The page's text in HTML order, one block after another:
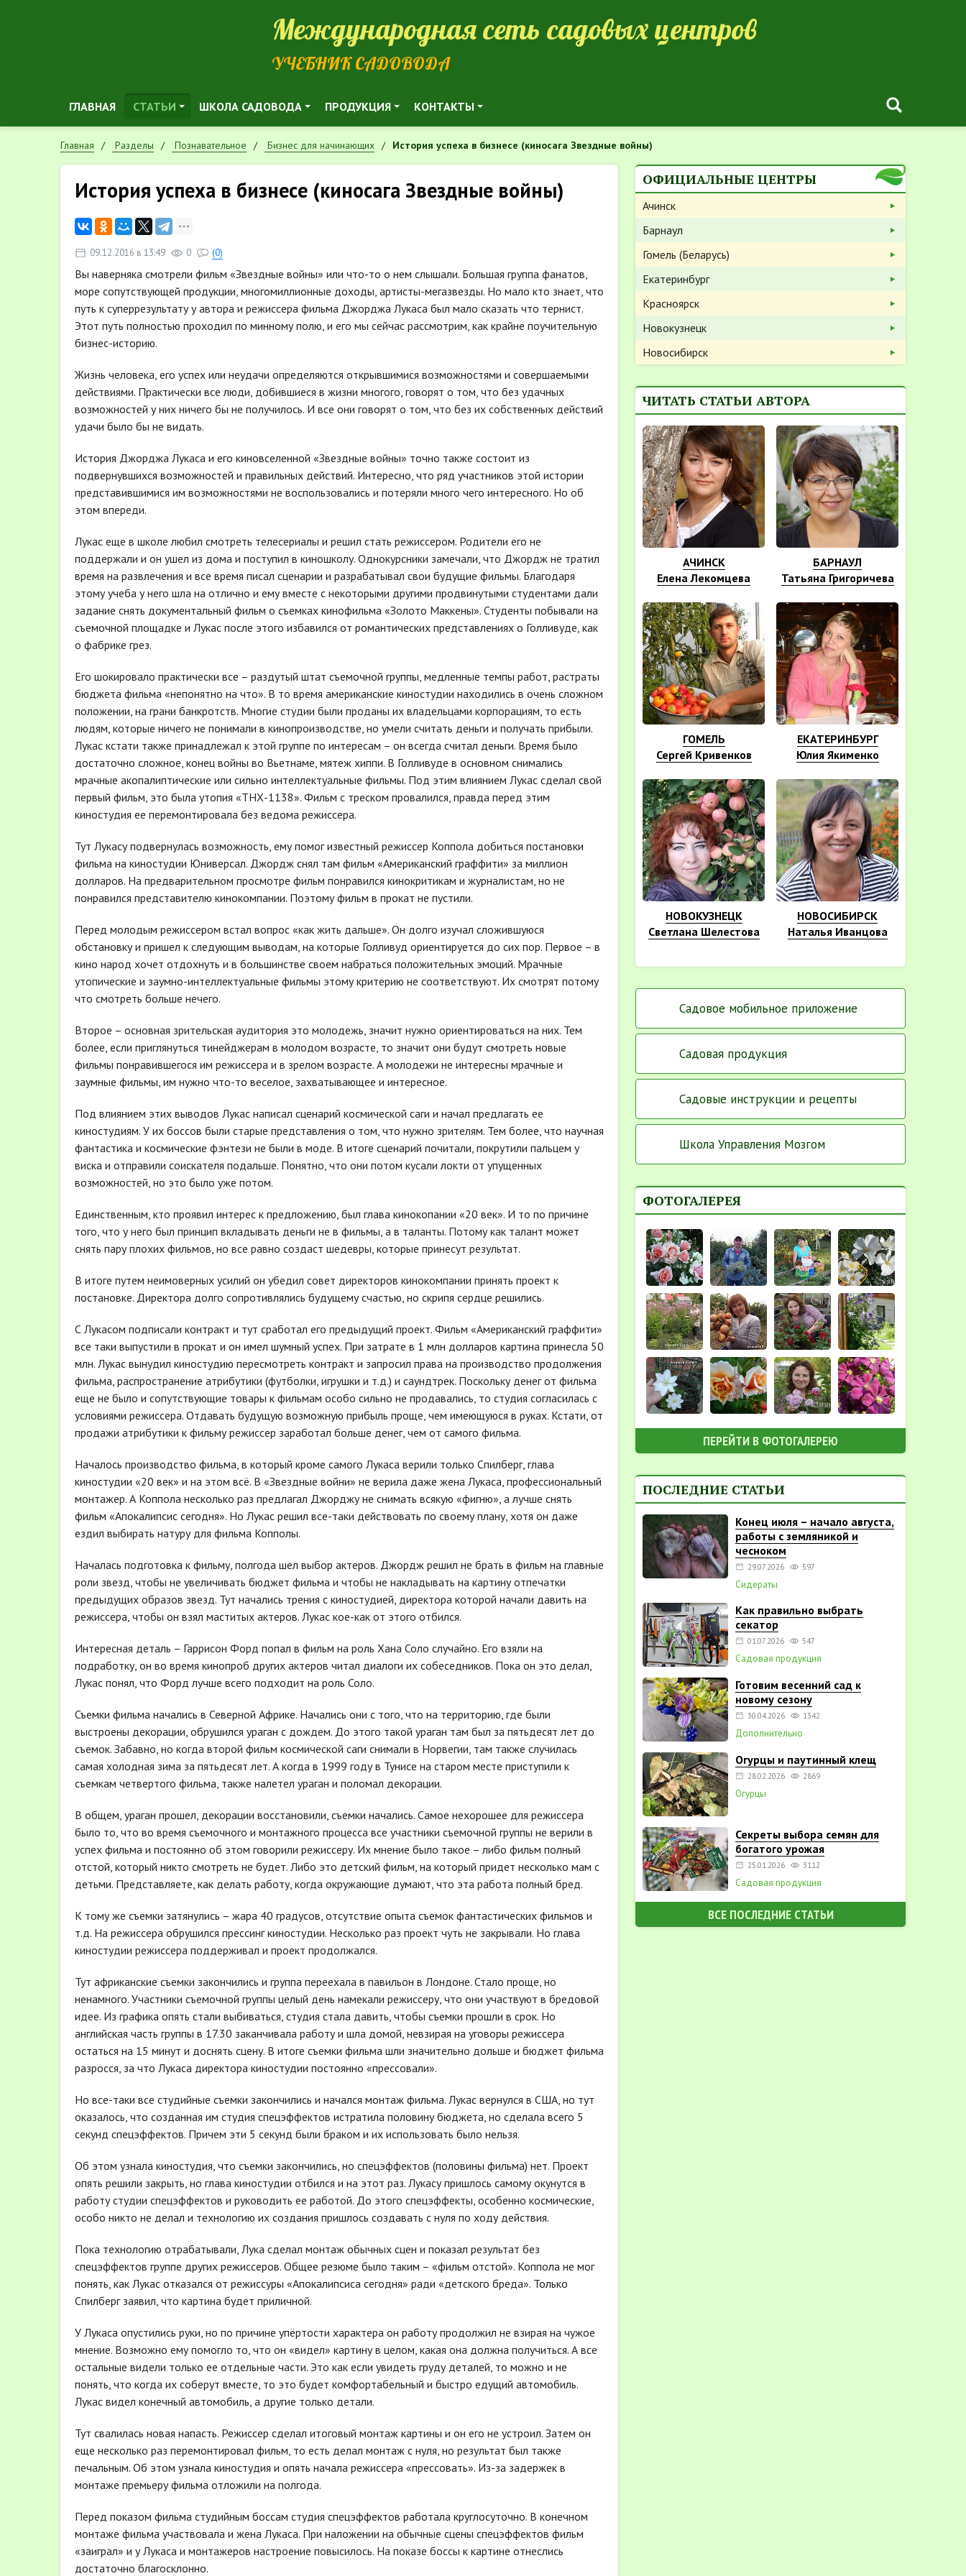
Международная сеть садовых центров
УЧЕБНИК САДОВОДА
ГЛАВНАЯ СТАТЬИ ШКОЛА САДОВОДА ПРОДУКЦИЯ КОНТАКТЫ
Главная Разделы Познавательное Бизнес для начинающих История успеха в бизнесе (киносага Звездные войны)
История успеха в бизнесе (киносага Звездные войны)
09.12.2016 в 13:49 0 (0)
Вы наверняка смотрели фильм «Звездные войны» или что-то о нем слышали. Большая группа фанатов,
море сопутствующей продукции, многомиллионные доходы, артисты-мегазвезды. Но мало кто знает, что
путь к суперрезультату у автора и режиссера фильма Джорджа Лукаса был мало сказать что тернист.
Этот путь полностью проходил по минному полю, и его мы сейчас рассмотрим, как крайне поучительную
бизнес-историю.
Жизнь человека, его успех или неудачи определяются открывшимися возможностями и совершаемыми
действиями. Практически все люди, добившиеся в жизни многого, говорят о том, что без удачных
возможностей у них ничего бы не получилось. И все они говорят о том, что без их собственных действий
удачи было бы не видать.
История Джорджа Лукаса и его киновселенной «Звездные войны» точно также состоит из
подвернувшихся возможностей и правильных действий. Интересно, что ряд участников этой истории
представившимися им возможностями не воспользовались и потеряли много чего интересного. Но об
этом впереди.
Лукас еще в школе любил смотреть телесериалы и решил стать режиссером. Родители его не
поддержали и он ушел из дома и поступил в киношколу. Однокурсники замечали, что Джордж не тратил
время на развлечения и все время писал сценарии и разрабатывал свои будущие фильмы. Благодаря
этому учеба у него шла на отлично и ему вместе с некоторыми другими продвинутыми студентами дали
задание снять документальный фильм о съемках кинофильма «Золото Маккены». Студенты побывали на
съемочной площадке и Лукас после этого избавился от романтических представлениях о Голливуде, как
о фабрике грез.
Его шокировало практически все – раздутый штат съемочной группы, медленные темпы работ, растраты
бюджета фильма «непонятно на что». В то время американские киностудии находились в очень сложном
положении, на грани банкротств. Многие студии были проданы их владельцами корпорациям, то есть
людям, которые ничего не понимали в кинопроизводстве, но умели считать деньги и получать прибыли.
Лукас кстати также принадлежал к этой группе по интересам – он всегда считал деньги. Время было
достаточно сложное, конец войны во Вьетнаме, мятеж хиппи. В Голливуде в основном снимались
мрачные акопалиптические или сильно интеллектуальные фильмы. Под этим влиянием Лукас сделал свой
первый фильм, это была утопия «ТНХ-1138». Фильм с треском провалился, правда перед этим
киностудия ее перемонтировала без ведома режиссера.
Тут Лукасу подвернулась возможность, ему помог известный режиссер Коппола добиться постановки
фильма на киностудии Юниверсал. Джордж снял там фильм «Американский граффити» за миллион
долларов. На предварительном просмотре фильм понравился кинокритикам и журналистам, но не
понравился представителю кинокомпании. Поэтому фильм в прокат не пустили.
Перед молодым режиссером встал вопрос «как жить дальше». Он долго изучал сложившуюся
обстановку и пришел к следующим выводам, на которые Голливуд ориентируется до сих пор. Первое – в
кино народ хочет отдохнуть и в большинстве своем набраться положительных эмоций. Мрачные
утопические и заумно-интеллектуальные фильмы этому критерию не соответствуют. Их смотрят потому
что смотреть больше нечего.
Второе – основная зрительская аудитория это молодежь, значит нужно ориентироваться на них. Тем
более, если приглянуться тинейджерам в молодом возрасте, то значит они будут смотреть новые
фильмы понравившегося им режиссера и в зрелом возрасте. А молодежи не интересны мрачные и
заумные фильмы, им нужно что-то веселое, захватывающее и интересное.
Под влиянием этих выводов Лукас написал сценарий космической саги и начал предлагать ее
киностудиям. У их боссов были старые представления о том, что нужно зрителям. Тем более, что научная
фантастика и космические фэнтези не были в моде. В итоге сценарий почитали, покрутили пальцем у
виска и отправили соискателя подальше. Понятно, что они потом кусали локти от упущенных
возможностей, но это было уже потом.
Единственным, кто проявил интерес к предложению, был глава кинокопании «20 век». И то по причине
того, что у него был принцип вкладывать деньги не в фильмы, а в таланты. Потому как талант может
снять пару плохих фильмов, но все равно создаст шедевры, которые принесут результат.
В итоге путем неимоверных усилий он убедил совет директоров кинокомпании принять проект к
постановке. Директора долго сопротивлялись будущему счастью, но скрипя сердце решились.
С Лукасом подписали контракт и тут сработал его предыдущий проект. Фильм «Американский граффити»
все таки выпустили в прокат и он имел шумный успех. При затрате в 1 млн долларов картина принесла 50
млн. Лукас вынудил киностудию пересмотреть контракт и запросил права на производство продолжения
фильма, распространение атрибутики (футболки, игрушки и т.д.) и саундтрек. Поскольку денег от фильма
еще не было и сопутствующие товары к фильмам особо сильно не продавались, то студия согласилась с
условиями режиссера. Отдавать будущую возможную прибыль проще, чем имеющуюся в руках. Кстати, от
продажи атрибутики к фильму режиссер заработал больше денег, чем от самого фильма.
Началось производство фильма, в который кроме самого Лукаса верили только Спилберг, глава
киностудии «20 век» и на этом всё. В «Звездные войни» не верила даже жена Лукаса, профессиональный
монтажер. А Коппола несколько раз предлагал Джорджу не снимать всякую «фигню», а лучше снять
фильм «Апокалипсис сегодня». Но Лукас решил все-таки действовать по своему плану, хотя он даже
ездил выбирать натуру для фильма Копполы.
Началась подготовка к фильму, полгода шел выбор актеров. Джордж решил не брать в фильм на главные
роли звезд, чтобы не увеличивать бюджет фильма и чтобы не накладывать на картину отпечатки
предыдущих образов звезд. Тут начались трения с киностудией, директора которой начали давить на
режиссера, чтобы он взял маститых актеров. Лукас кое-как от этого отбился.
Интересная деталь – Гаррисон Форд попал в фильм на роль Хана Соло случайно. Его взяли на
подработку, он во время кинопроб других актеров читал диалоги их собеседников. Пока он это делал,
Лукас понял, что Форд лучше всего подходит на роль Соло.
Съемки фильма начались в Северной Африке. Начались они с того, что на территорию, где были
выстроены декорации, обрушился ураган с дождем. До этого такой ураган там был за пятьдесят лет до
съемок. Забавно, но когда второй фильм космической саги снимали в Норвегии, там также случилась
самая холодная зима за пятьдесят лет. А когда в 1999 году в Тунисе на старом месте приступили к
съемкам четвертого фильма, также налетел ураган и поломал декорации.
В общем, ураган прошел, декорации восстановили, съемки начались. Самое нехорошее для режиссера
было то, что во время съемочного и монтажного процесса все участники съемочной группы не верили в
успех фильма и постоянно об этом говорили режиссеру. Их мнение было такое – либо фильм полный
отстой, который никто смотреть не будет. Либо это детский фильм, на который придет несколько мам с
детьми. Представляете, как делать работу, когда окружающие думают, что эта работа полный бред.
К тому же съемки затянулись – жара 40 градусов, отсутствие опыта съемок фантастических фильмов и
т.д. На режиссера обрушился прессинг киностудии. Несколько раз проект чуть не закрывали. Но глава
киностудии режиссера поддерживал и проект продолжался.
Тут африканские съемки закончились и группа переехала в павильон в Лондоне. Стало проще, но
ненамного. Участники съемочной группы целый день намекали режиссеру, что они участвуют в бредовой
идее. Из графика опять стали выбиваться, студия стала давить, чтобы съемки прошли в срок. Но
английская часть группы в 17.30 заканчивала работу и шла домой, невзирая на уговоры режиссера
остаться на 15 минут и доснять сцену. В итоге съемки фильма шли значительно дольше и бюджет фильма
разросся, за что Лукаса директора киностудии постоянно «прессовали».
Но все-таки все студийные съемки закончились и начался монтаж фильма. Лукас вернулся в США, но тут
оказалось, что созданная им студия спецэффектов истратила половину бюджета, но сделала всего 5
секунд спецэффектов. Причем эти 5 секунд были браком и их использовать было нельзя.
Об этом узнала киностудия, что съемки закончились, но спецэффектов (половины фильма) нет. Проект
опять решили закрыть, но глава киностудии отбился и на этот раз. Лукасу пришлось самому окунутся в
работу студии спецэффектов и руководить ее работой. До этого спецэффекты, особенно космические,
особо никто не делал и технологию их создания пришлось создавать с нуля по ходу действия.
Пока технологию отрабатывали, Лука сделал монтаж обычных сцен и показал результат без
спецэффектов группе других режиссеров. Общее резюме было таким – «фильм отстой». Коппола не мог
понять, как Лукас отказался от режиссуры «Апокалипсиса сегодня» ради «детского бреда». Только
Спилберг заявил, что картина будет приличной.
У Лукаса опустились руки, но по причине упёртости характера он работу продолжил не взирая на чужое
мнение. Возможно ему помогло то, что он «видел» картину в целом, какая она должна получиться. А все
остальные видели только ее отдельные части. Это как если увидеть груду деталей, то можно и не
понять, что когда их соберут вместе, то это будет комфортабельный и быстро едущий автомобиль.
Лукас видел конечный автомобиль, а другие только детали.
Тут свалилась новая напасть. Режиссер сделал итоговый монтаж картины и он его не устроил. Затем он
еще несколько раз перемонтировал фильм, то есть делал монтаж с нуля, но результат был также
печальным. Об этом узнала киностудия и опять начала режиссера «прессовать». Из-за задержек в
монтаже премьеру фильма отложили на полгода.
Перед показом фильма студийным боссам студия спецэффектов работала круглосуточно. В конечном
монтаже фильма участвовала и жена Лукаса. При наложении на обычные сцены спецэффектов фильм
«заиграл» и у Лукаса и монтажеров настроение повысилось. На показе боссы к картине отнеслись
достаточно благосклонно.
ОФИЦИАЛЬНЫЕ ЦЕНТРЫ
Ачинск
Барнаул
Гомель (Беларусь)
Екатеринбург
Красноярск
Новокузнецк
Новосибирск
ЧИТАТЬ СТАТЬИ АВТОРА
АЧИНСК
Елена Лекомцева
БАРНАУЛ
Татьяна Григоричева
ГОМЕЛЬ
Сергей Кривенков
ЕКАТЕРИНБУРГ
Юлия Якименко
НОВОКУЗНЕЦК
Светлана Шелестова
НОВОСИБИРСК
Наталья Иванцова
Садовое мобильное приложение
Садовая продукция
Садовые инструкции и рецепты
Школа Управления Мозгом
ФОТОГАЛЕРЕЯ
ПЕРЕЙТИ В ФОТОГАЛЕРЕЮ
ПОСЛЕДНИЕ СТАТЬИ
Конец июля – начало августа,
работы с земляникой и
чесноком
29.07.2026 597
Сидераты
Как правильно выбрать
секатор
01.07.2026 547
Садовая продукция
Готовим весенний сад к
новому сезону
30.04.2026 1342
Дополнительно
Огурцы и паутинный клещ
28.02.2026 2869
Огурцы
Секреты выбора семян для
богатого урожая
25.01.2026 3112
Садовая продукция
ВСЕ ПОСЛЕДНИЕ СТАТЬИ